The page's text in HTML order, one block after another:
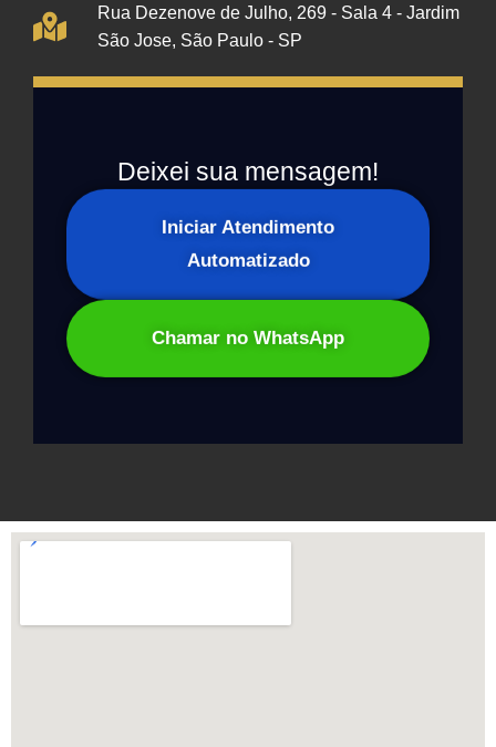
Rua Dezenove de Julho, 269 - Sala 4 - Jardim
São Jose, São Paulo - SP
Deixei sua mensagem!
Iniciar Atendimento
Automatizado
Chamar no WhatsApp